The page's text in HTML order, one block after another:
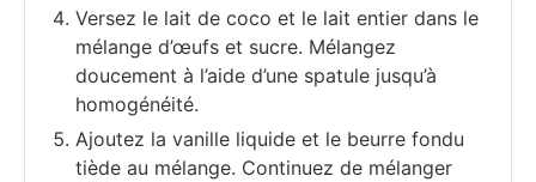
Versez le lait de coco et le lait entier dans le
mélange d’œufs et sucre. Mélangez
doucement à l’aide d’une spatule jusqu’à
homogénéité.
Ajoutez la vanille liquide et le beurre fondu
tiède au mélange. Continuez de mélanger